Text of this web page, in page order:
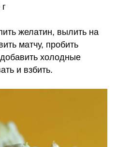
желатин, вылить на
матчу, пробить
холодные
и взбить.